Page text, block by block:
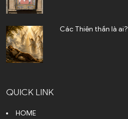
Đắk Nông (2)
Đồng Nai (23)
Đồng Tháp (3)
Các Thiên thần là ai?
QUICK LINK
HOME